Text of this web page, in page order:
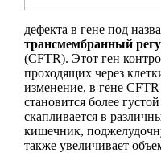
дефекта в гене под
трансмембранный
(CFTR). Этот ген
проходящих через
изменение, в гене
становится более
скапливается в
кишечник,
также увеличивает